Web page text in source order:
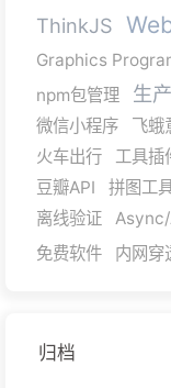
ThinkJS
Graphics
npm包管理
生
微信小程序
飞蛾
火车出行
工具插
豆瓣API
拼图工
离线验证
免费软件
内网穿
归档